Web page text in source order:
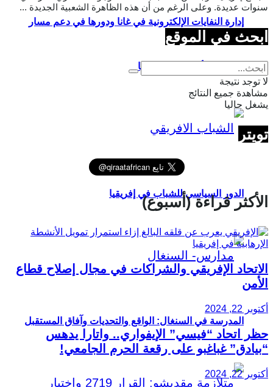
إدارة النفايات الإلكترونية في غانا ودورها في دعم مسار
الاقتصاد الأخضر في إفريقيا
الدور السياسي للشباب في إفريقيا
المدرسة في السنغال: الواقع والتحديات وآفاق المستقبل
سنوات عديدة. وعلى الرغم من أن هذه الظاهرة الشعبية الجديدة ...
ابحث في الموقع
لا توجد نتيجة
مشاهدة جميع النتائج
يشغل حاليا
تويتر
الأكثر قراءة (أسبوع)
الاتحاد الإفريقي والشراكات في مجال إصلاح قطاع
الأمن
أكتوبر 22, 2024
حظر اتحاد “فيسي” الإيفواري.. واتارا يدهس
“بيادق” غباغبو على رقعة الحرم الجامعي!
أكتوبر 22, 2024